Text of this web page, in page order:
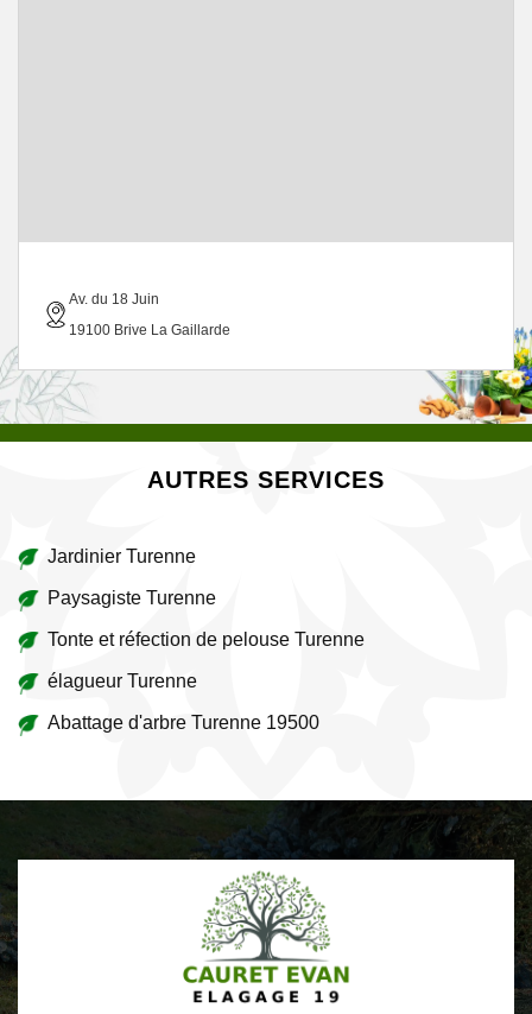
Av. du 18 Juin
19100 Brive La Gaillarde
AUTRES SERVICES
Jardinier Turenne
Paysagiste Turenne
Tonte et réfection de pelouse Turenne
élagueur Turenne
Abattage d'arbre Turenne 19500